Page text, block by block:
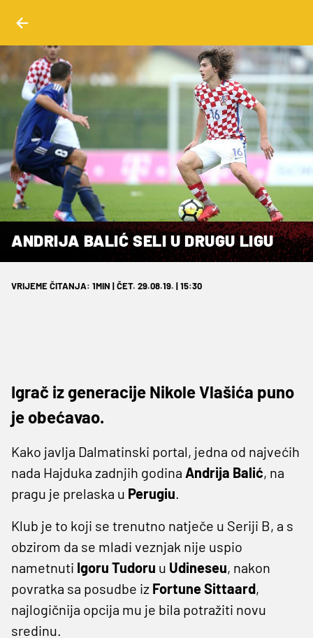
ANDRIJA BALIĆ SELI U DRUGU LIGU
VRIJEME ČITANJA: 1MIN | ČET. 29.08.19. | 15:30
Igrač iz generacije Nikole Vlašića puno
je obećavao.
Kako javlja Dalmatinski portal, jedna od najvećih
nada Hajduka zadnjih godina Andrija Balić, na
pragu je prelaska u Perugiu.
Klub je to koji se trenutno natječe u Seriji B, a s
obzirom da se mladi veznjak nije uspio
nametnuti Igoru Tudoru u Udineseu, nakon
povratka sa posudbe iz Fortune Sittaard,
najlogičnija opcija mu je bila potražiti novu
sredinu.